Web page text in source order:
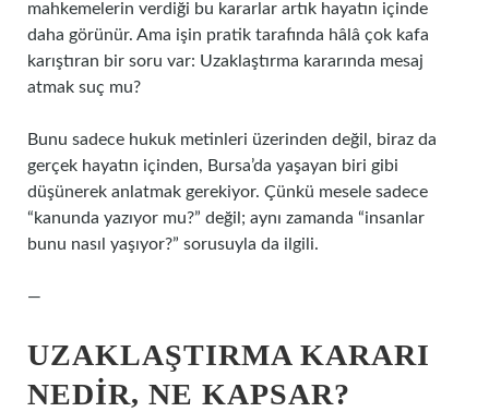
mahkemelerin verdiği bu kararlar artık hayatın içinde
daha görünür. Ama işin pratik tarafında hâlâ çok kafa
karıştıran bir soru var: Uzaklaştırma kararında mesaj
atmak suç mu?
Bunu sadece hukuk metinleri üzerinden değil, biraz da
gerçek hayatın içinden, Bursa’da yaşayan biri gibi
düşünerek anlatmak gerekiyor. Çünkü mesele sadece
“kanunda yazıyor mu?” değil; aynı zamanda “insanlar
bunu nasıl yaşıyor?” sorusuyla da ilgili.
—
UZAKLAŞTIRMA KARARI
NEDIR, NE KAPSAR?